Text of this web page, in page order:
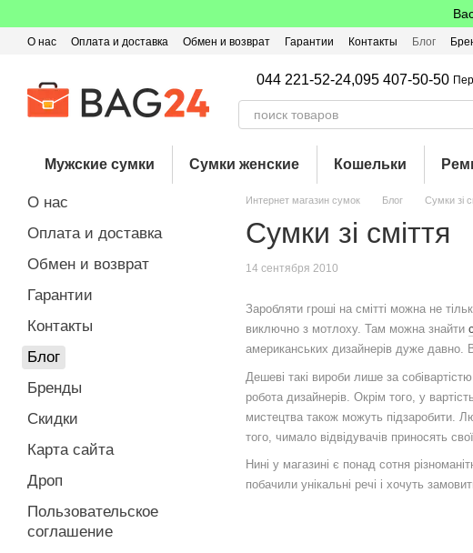
О нас Оплата и доставка Обмен и возврат Гарантии Контакты Блог
044 221-52-24,095 407-50-50
Мужские сумки Сумки женские Кошельки
Интернет магазин сумок Блог Сумки зі
Сумки зі сміття
14 сентября 2010
Заробляти гроші на смітті можна не
виключно з мотлоху. Там можна знайти
американських дизайнерів дуже давно.
Дешеві такі вироби лише за
робота дизайнерів. Окрім того, у
мистецтва також можуть підзаробити.
того, чимало відвідувачів приносять
Нині у магазині є понад сотня
побачили унікальні речі і хочуть
О нас
Оплата и доставка
Обмен и возврат
Гарантии
Контакты
Блог
Бренды
Скидки
Карта сайта
Дроп
Пользовательское
соглашение